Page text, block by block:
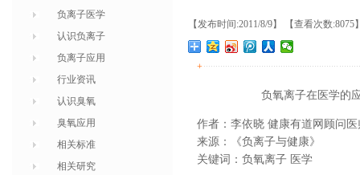
负离子医学
认识负离子
负离子应用
行业资讯
认识臭氧
臭氧应用
相关标准
相关研究
【发布时间:2011/8/9】 【查看次数:8075
+
负氧离子在医学的应
作者：李依晓 健康有道网顾问医
来源：《负离子与健康》
关键词：负氧离子 医学